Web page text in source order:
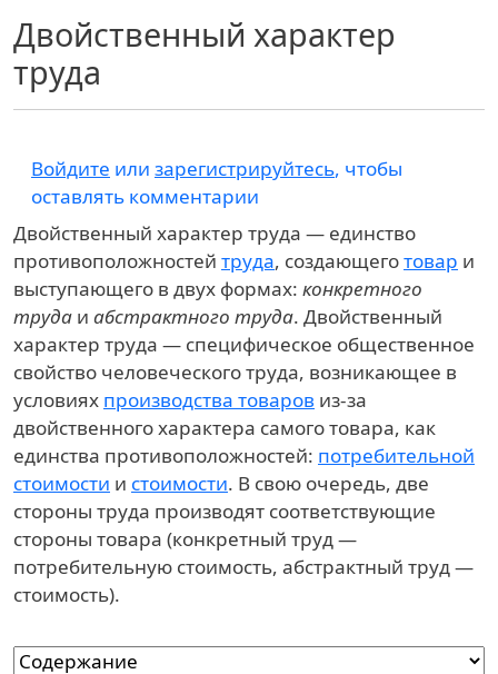
Двойственный характер
труда
Войдите или зарегистрируйтесь, чтобы
оставлять комментарии
Двойственный характер труда — единство
противоположностей труда, создающеготовар и
выступающего в двух формах: конкретного
труда и абстрактного труда. Двойственный
характер труда — специфическое общественное
свойство человеческого труда, возникающее в
условиях производства товаров из-за
двойственного характера самого товара, как
единства противоположностей: потребительной
стоимости и стоимости. В свою очередь, две
стороны труда производят соответствующие
стороны товара (конкретный труд —
потребительную стоимость, абстрактный труд —
стоимость).